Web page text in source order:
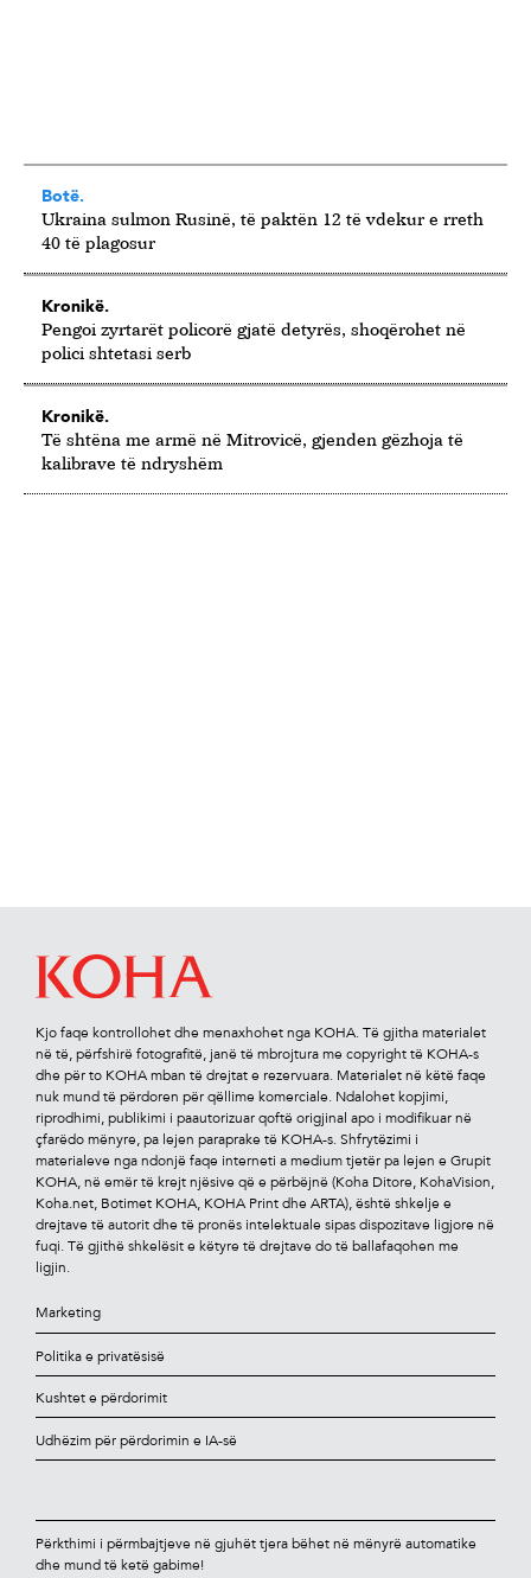
Botë.
Ukraina sulmon Rusinë, të paktën 12 të vdekur e rreth
40 të plagosur
Kronikë.
Pengoi zyrtarët policorë gjatë detyrës, shoqërohet në
polici shtetasi serb
Kronikë.
Të shtëna me armë në Mitrovicë, gjenden gëzhoja të
kalibrave të ndryshëm
Kjo faqe kontrollohet dhe menaxhohet nga KOHA. Të gjitha materialet
në të, përfshirë fotograﬁtë, janë të mbrojtura me copyright të KOHA-s
dhe për to KOHA mban të drejtat e rezervuara. Materialet në këtë faqe
nuk mund të përdoren për qëllime komerciale. Ndalohet kopjimi,
riprodhimi, publikimi i paautorizuar qoftë origjinal apo i modiﬁkuar në
çfarëdo mënyre, pa lejen paraprake të KOHA-s. Shfrytëzimi i
materialeve nga ndonjë faqe interneti a medium tjetër pa lejen e Grupit
KOHA, në emër të krejt njësive që e përbëjnë (Koha Ditore, KohaVision,
Koha.net, Botimet KOHA, KOHA Print dhe ARTA), është shkelje e
drejtave të autorit dhe të pronës intelektuale sipas dispozitave ligjore në
fuqi. Të gjithë shkelësit e këtyre të drejtave do të ballafaqohen me
ligjin.
Marketing
Politika e privatësisë
Kushtet e përdorimit
Udhëzim për përdorimin e IA-së
Përkthimi i përmbajtjeve në gjuhët tjera bëhet në mënyrë automatike
dhe mund të ketë gabime!